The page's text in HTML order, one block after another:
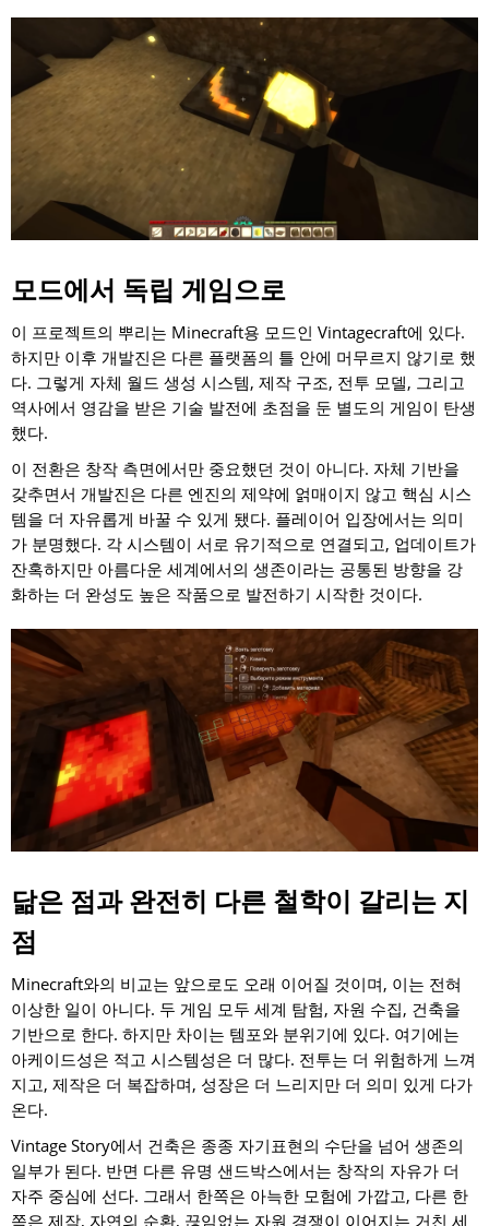
모드에서 독립 게임으로
이 프로젝트의 뿌리는 Minecraft용 모드인 Vintagecraft에 있다.
하지만 이후 개발진은 다른 플랫폼의 틀 안에 머무르지 않기로 했
다. 그렇게 자체 월드 생성 시스템, 제작 구조, 전투 모델, 그리고
역사에서 영감을 받은 기술 발전에 초점을 둔 별도의 게임이 탄생
했다.
이 전환은 창작 측면에서만 중요했던 것이 아니다. 자체 기반을
갖추면서 개발진은 다른 엔진의 제약에 얽매이지 않고 핵심 시스
템을 더 자유롭게 바꿀 수 있게 됐다. 플레이어 입장에서는 의미
가 분명했다. 각 시스템이 서로 유기적으로 연결되고, 업데이트가
잔혹하지만 아름다운 세계에서의 생존이라는 공통된 방향을 강
화하는 더 완성도 높은 작품으로 발전하기 시작한 것이다.
닮은 점과 완전히 다른 철학이 갈리는 지
점
Minecraft와의 비교는 앞으로도 오래 이어질 것이며, 이는 전혀
이상한 일이 아니다. 두 게임 모두 세계 탐험, 자원 수집, 건축을
기반으로 한다. 하지만 차이는 템포와 분위기에 있다. 여기에는
아케이드성은 적고 시스템성은 더 많다. 전투는 더 위험하게 느껴
지고, 제작은 더 복잡하며, 성장은 더 느리지만 더 의미 있게 다가
온다.
Vintage Story에서 건축은 종종 자기표현의 수단을 넘어 생존의
일부가 된다. 반면 다른 유명 샌드박스에서는 창작의 자유가 더
자주 중심에 선다. 그래서 한쪽은 아늑한 모험에 가깝고, 다른 한
쪽은 제작, 자연의 순환, 끊임없는 자원 경쟁이 이어지는 거친 세